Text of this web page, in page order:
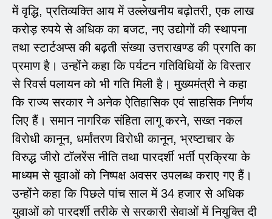
में वृद्धि, प्रतिव्यक्ति आय में उल्लेखनीय बढ़ोतरी, एक लाख
करोड़ रुपये से अधिक का बजट, नए उद्योगों की स्थापना
तथा स्टार्टअप्स की बढ़ती संख्या उत्तराखण्ड की प्रगति का
प्रमाण है। उन्होंने कहा कि पर्यटन गतिविधियों के विस्तार
से रिवर्स पलायन को भी गति मिली है। मुख्यमंत्री ने कहा
कि राज्य सरकार ने अनेक ऐतिहासिक एवं साहसिक निर्णय
लिए हैं। समान नागरिक संहिता लागू करने, सख्त नकल
विरोधी कानून, धर्मांतरण विरोधी कानून, भ्रष्टाचार के
विरुद्ध जीरो टॉलरेंस नीति तथा पारदर्शी भर्ती प्रक्रिया के
माध्यम से युवाओं को निष्पक्ष अवसर उपलब्ध कराए गए हैं।
उन्होंने कहा कि पिछले पांच साल में 34 हजार से अधिक
युवाओं को पारदर्शी तरीके से सरकारी सेवाओं में नियुक्ति दी